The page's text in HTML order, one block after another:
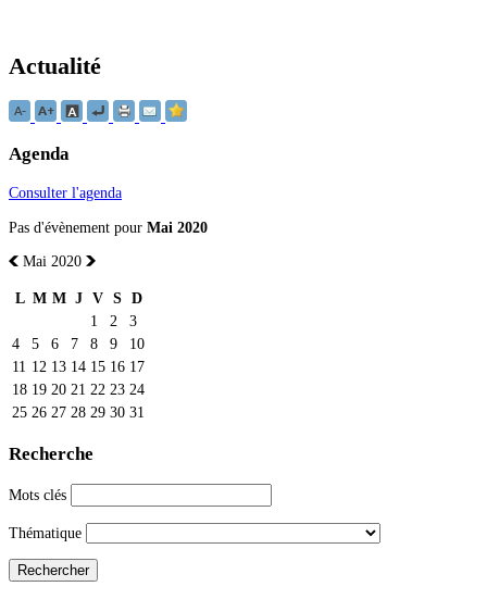
Actualité
Agenda
Consulter l'agenda
Pas d'évènement pour Mai 2020
Mai 2020
L M M J V S D
1
2
3
4
5 6 7 8 9
10
11 12 13 14 15 16 17
18 19 20 21 22 23 24
25 26 27 28 29 30 31
Recherche
Mots clés
Thématique